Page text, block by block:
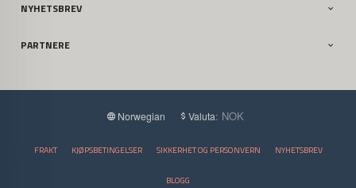
NYHETSBREV
PARTNERE
Norwegian Valuta: NOK
FRAKT KJØPSBETINGELSER SIKKERHET OG PERSONVERN NYHETSBREV
BLOGG